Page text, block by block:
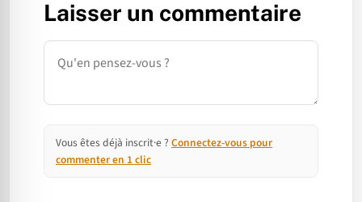
Laisser un commentaire
Commentaire
Vous êtes déjà inscrit·e ? Connectez-vous pour
commenter en 1 clic